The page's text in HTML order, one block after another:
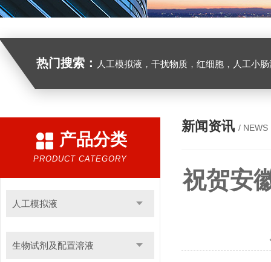
热门搜索： 人工模拟液，干扰物质，红细胞，人工小
产品分类
PRODUCT CATEGORY
人工模拟液
生物试剂及配置溶液
新闻资讯 / NEWS
祝贺安